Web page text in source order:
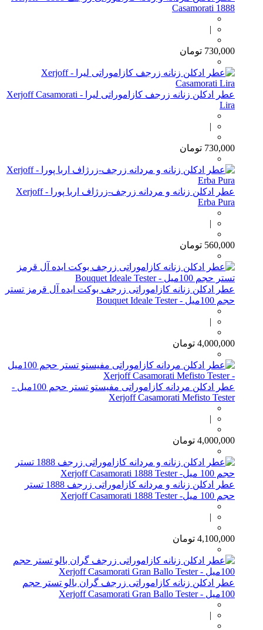
Casamorati 1888
|
730,000 تومان
عطر ادکلن زنانه زرجف کازاموراتی لیرا - Xerjoff Casamorati
Lira
|
730,000 تومان
عطر ادکلن زنانه و مردانه زرجف-زرژاف اربا پورا - Xerjoff
Erba Pura
|
560,000 تومان
عطر ادکلن زنانه کازاموراتی زرجف بوکت ایده آل قرمز تستر
حجم 100میل - Bouquet Ideale Tester
|
4,000,000 تومان
عطر ادکلن مردانه کازاموراتی مفیستو تستر حجم 100میل -
Xerjoff Casamorati Mefisto Tester
|
4,000,000 تومان
عطر ادکلن زنانه و مردانه کازاموراتی زرجف 1888 تستر
حجم 100 میل- Xerjoff Casamorati 1888 Tester
|
4,100,000 تومان
عطر ادکلن زنانه کازاموراتی زرجف گران بالو تستر حجم
100میل - Xerjoff Casamorati Gran Ballo Tester
|